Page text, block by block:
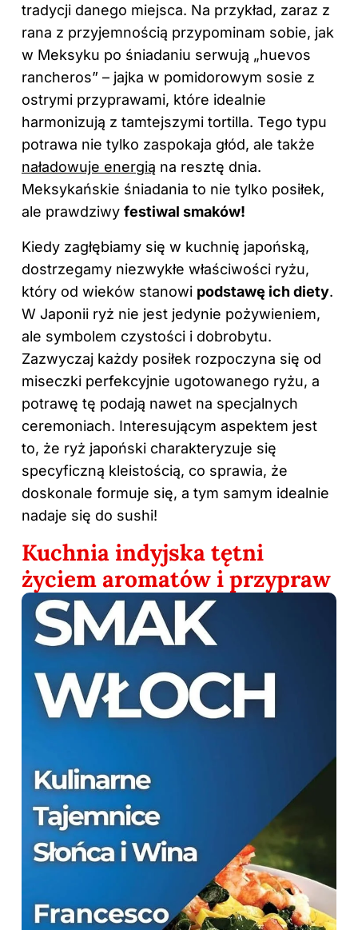
tradycji danego miejsca. Na przykład, zaraz z
rana z przyjemnością przypominam sobie, jak
w Meksyku po śniadaniu serwują „huevos
rancheros” – jajka w pomidorowym sosie z
ostrymi przyprawami, które idealnie
harmonizują z tamtejszymi tortilla. Tego typu
potrawa nie tylko zaspokaja głód, ale także
naładowuje energią na resztę dnia.
Meksykańskie śniadania to nie tylko posiłek,
ale prawdziwy festiwal smaków!
Kiedy zagłębiamy się w kuchnię japońską,
dostrzegamy niezwykłe właściwości ryżu,
który od wieków stanowi podstawę ich diety.
W Japonii ryż nie jest jedynie pożywieniem,
ale symbolem czystości i dobrobytu.
Zazwyczaj każdy posiłek rozpoczyna się od
miseczki perfekcyjnie ugotowanego ryżu, a
potrawę tę podają nawet na specjalnych
ceremoniach. Interesującym aspektem jest
to, że ryż japoński charakteryzuje się
specyficzną kleistością, co sprawia, że
doskonale formuje się, a tym samym idealnie
nadaje się do sushi!
Kuchnia indyjska tętni
życiem aromatów i przypraw